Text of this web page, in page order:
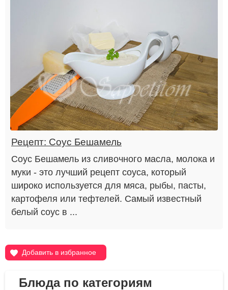
Рецепт: Соус Бешамель
Соус Бешамель из сливочного масла, молока и
муки - это лучший рецепт соуса, который
широко используется для мяса, рыбы, пасты,
картофеля или тефтелей. Самый известный
белый соус в ...
Добавить в избранное
Блюда по категориям